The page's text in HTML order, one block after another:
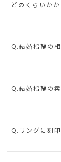
どのくらいか
Q.結婚指輪の
Q.結婚指輪の
Q.リングに刻